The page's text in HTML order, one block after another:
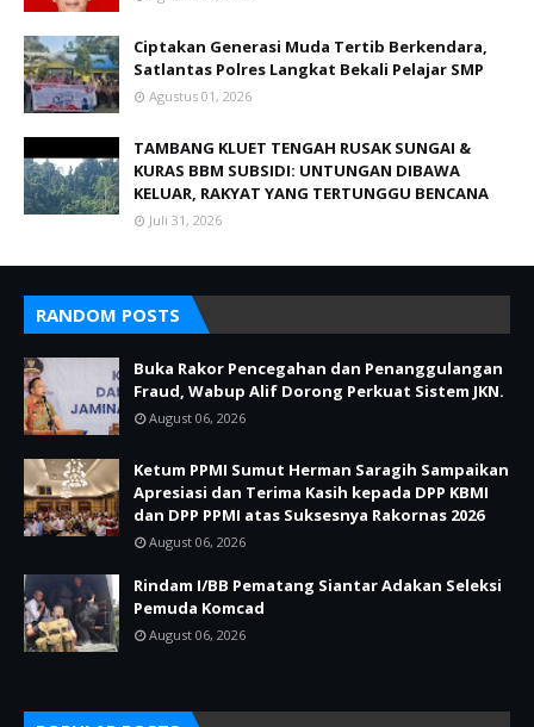
Ciptakan Generasi Muda Tertib Berkendara,
Satlantas Polres Langkat Bekali Pelajar SMP
Agustus 01, 2026
TAMBANG KLUET TENGAH RUSAK SUNGAI &
KURAS BBM SUBSIDI: UNTUNGAN DIBAWA
KELUAR, RAKYAT YANG TERTUNGGU BENCANA
Juli 31, 2026
RANDOM POSTS
Buka Rakor Pencegahan dan Penanggulangan
Fraud, Wabup Alif Dorong Perkuat Sistem JKN.
August 06, 2026
Ketum PPMI Sumut Herman Saragih Sampaikan
Apresiasi dan Terima Kasih kepada DPP KBMI
dan DPP PPMI atas Suksesnya Rakornas 2026
August 06, 2026
Rindam I/BB Pematang Siantar Adakan Seleksi
Pemuda Komcad
August 06, 2026